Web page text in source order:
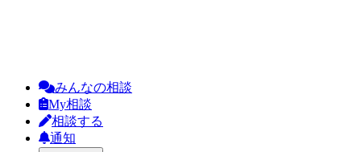
みんなの相談
My相談
相談する
通知